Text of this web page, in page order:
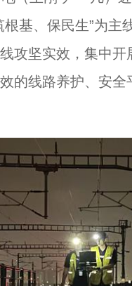
基、保民生”为
攻坚实效，集中
的线路养护、安